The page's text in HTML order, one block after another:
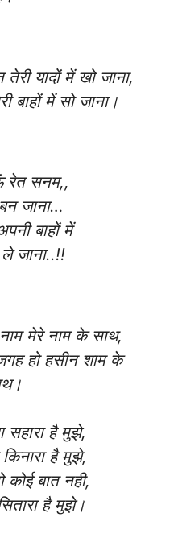
यादों में खो जाना,
बाहों में सो जाना।
रेत सनम,,
जाना…
बाहों में
जाना..!!
मेरे नाम के साथ,
हो हसीन शाम के
है मुझे,
किनारा है मुझे,
कोई बात नही,
है मुझे।